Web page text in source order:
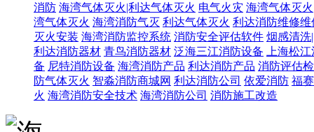
消防 海湾气体灭火|利达气体灭火 电气火灾 海湾气体灭
湾气体灭火 海湾消防气灭 利达气体灭火 利达消防维修维
灭火安装 海湾消防监控系统 消防安全评估软件 烟感清洗
利达消防器材 青鸟消防器材 泛海三江消防设备
上海松
备 尼特消防设备 海湾消防产品 利达消防产品 消防评估
防气体灭火 智淼消防商城网 利达消防公司 依爱消防 福
火 海湾消防安全技术 海湾消防公司 消防施工改造